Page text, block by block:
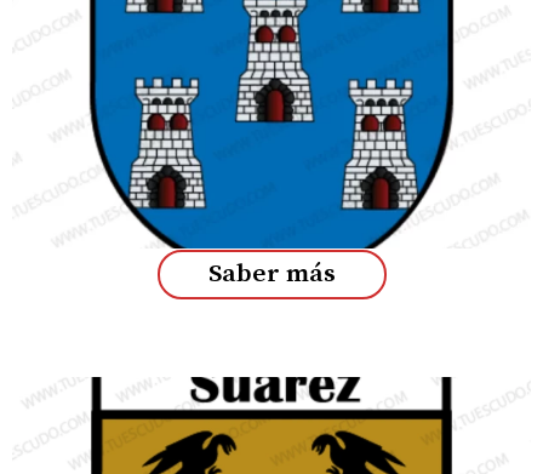
Saber más